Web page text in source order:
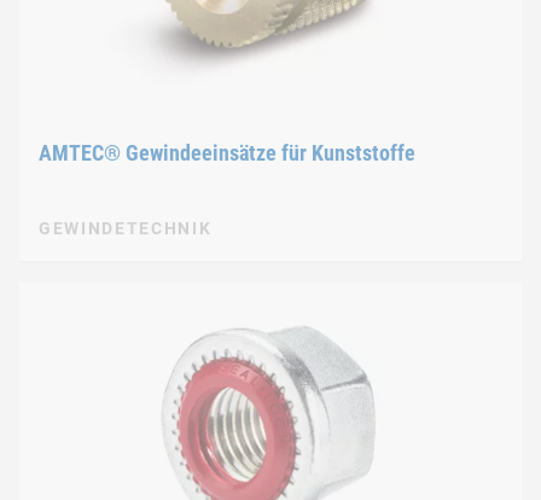
AMTEC® Gewindeeinsätze für Kunststoffe
GEWINDETECHNIK